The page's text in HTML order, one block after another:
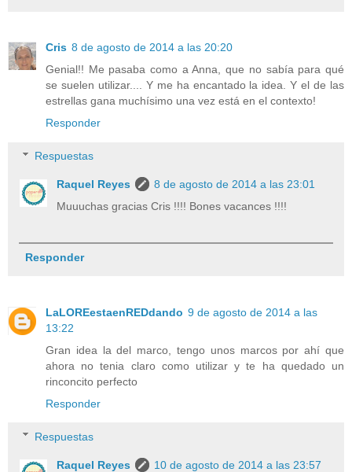
Cris 8 de agosto de 2014 a las 20:20
Genial!! Me pasaba como a Anna, que no sabía para qué
se suelen utilizar.... Y me ha encantado la idea. Y el de las
estrellas gana muchísimo una vez está en el contexto!
Responder
Respuestas
Raquel Reyes
8 de agosto de 2014 a las 23:01
Muuuchas gracias Cris !!!! Bones vacances !!!!
Responder
LaLOREestaenREDdando 9 de agosto de 2014 a las
13:22
Gran idea la del marco, tengo unos marcos por ahí que
ahora no tenia claro como utilizar y te ha quedado un
rinconcito perfecto
Responder
Respuestas
Raquel Reyes
10 de agosto de 2014 a las 23:57